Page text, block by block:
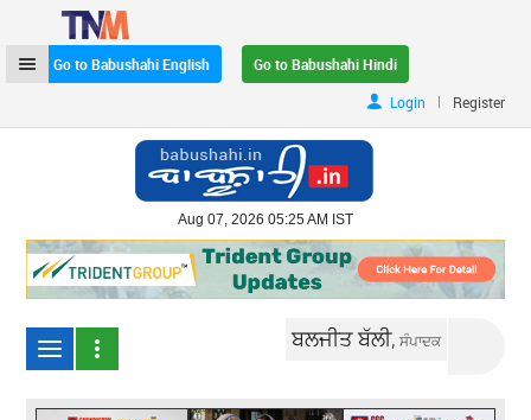
Go to Babushahi English
Go to Babushahi Hindi
Login
| Register
Aug 07, 2026 05:25 AM IST
ਬਲਜੀਤ ਬੱਲੀ,ਸੰਪਾਦਕ